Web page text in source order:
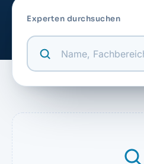
Experten durchsuchen